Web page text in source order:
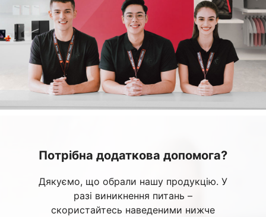
Потрібна додаткова допомога?
Дякуємо, що обрали нашу продукцію. У
разі виникнення питань –
скористайтесь наведеними нижче